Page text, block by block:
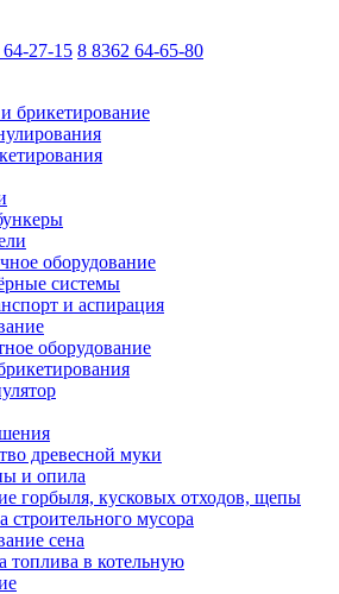
27-15 8 8362 64-65-80
брикетирование
оборудование
системы
и аспирация
оборудование
древесной муки
и опила
горбыля, кусковых отходов, щепы
строительного мусора
сена
топлива в котельную